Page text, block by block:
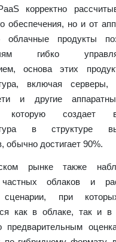
корректно
обеспечения, но и от
продукты
гибко
основа этих
ура, включая серверы,
и другие
которую создает
в структуре
обычно достигает 90%.
рынке также
частных облаков и
сценарии, при
как в облаке, так и в
предварительным